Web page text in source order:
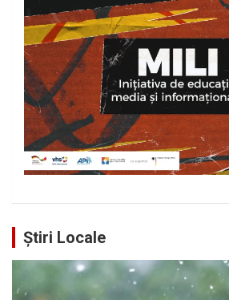
Știri Locale